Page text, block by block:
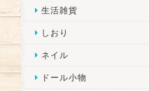
生活雑貨
しおり
ネイル
ドール小物